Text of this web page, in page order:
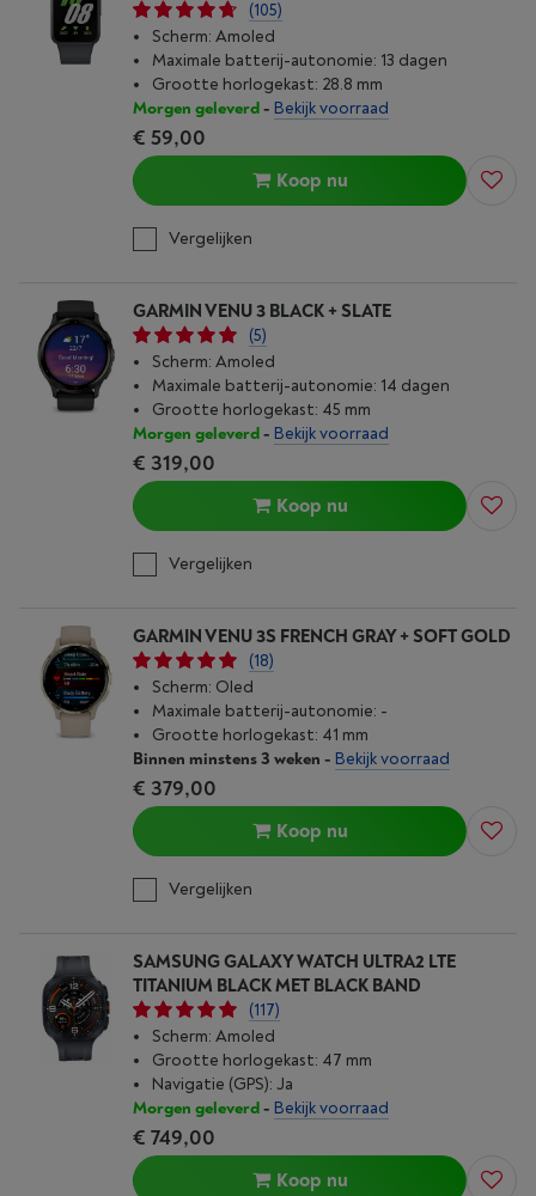
(105)
Scherm: Amoled
Maximale batterij-autonomie: 13 dagen
Grootte horlogekast: 28.8 mm
Morgen geleverd- Bekijk voorraad
€ 59,00
Koop nu
Vergelijken
GARMIN VENU 3 BLACK + SLATE
(5)
Scherm: Amoled
Maximale batterij-autonomie: 14 dagen
Grootte horlogekast: 45 mm
Morgen geleverd- Bekijk voorraad
€ 319,00
Koop nu
Vergelijken
GARMIN VENU 3S FRENCH GRAY + SOFT GOLD
(18)
Scherm: Oled
Maximale batterij-autonomie: -
Grootte horlogekast: 41 mm
Binnen minstens 3 weken - Bekijk voorraad
€ 379,00
Koop nu
Vergelijken
SAMSUNG GALAXY WATCH ULTRA2 LTE
TITANIUM BLACK MET BLACK BAND
(117)
Scherm: Amoled
Grootte horlogekast: 47 mm
Navigatie (GPS): Ja
Morgen geleverd- Bekijk voorraad
€ 749,00
Koop nu